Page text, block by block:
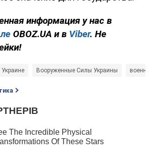
информация у нас в
OBOZ.UA и в Viber. Не
Вооруженные Силы Украины